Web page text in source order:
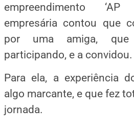
empreendimento
empresária contou que
por uma amiga, que
participando, e a convidou.
Para ela, a experiência
algo marcante, e que fez
jornada.